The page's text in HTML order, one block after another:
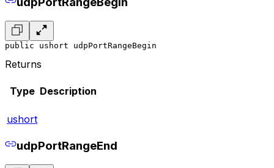
public ushort udpPortRangeBegin
Returns
Type Description
ushort
udpPortRangeEnd